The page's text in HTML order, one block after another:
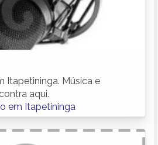
Itapetininga. Música e
aqui.
em Itapetininga